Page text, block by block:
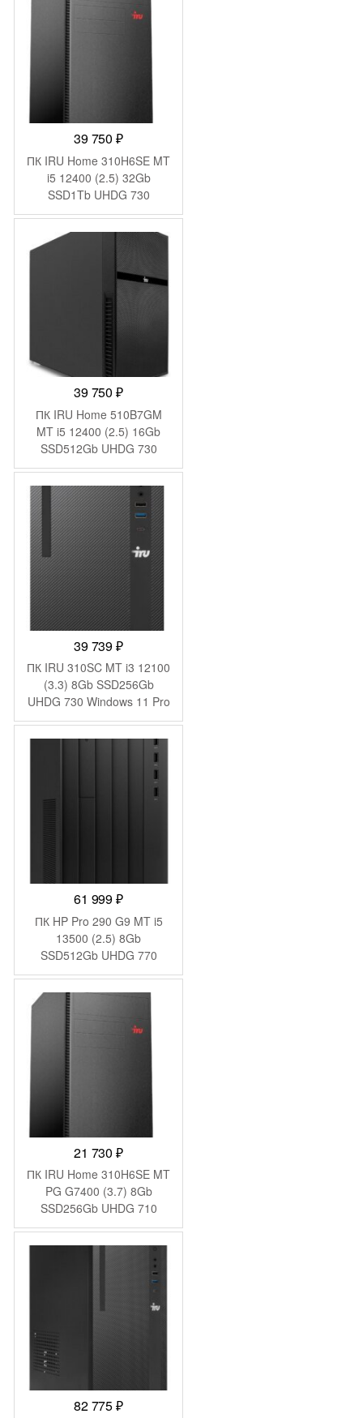
39 750₽
ПК IRU Home 310H6SE MT
i5 12400 (2.5) 32Gb
SSD1Tb UHDG 730
FreeDOS GbitEth 400W
черный (2081073)
39 750₽
ПК IRU Home 510B7GM
MT i5 12400 (2.5) 16Gb
SSD512Gb UHDG 730
FreeDOS GbitEth 650W
черный (2032497)
39 739₽
ПК IRU 310SC MT i3 12100
(3.3) 8Gb SSD256Gb
UHDG 730 Windows 11 Pro
GbitEth 200W черный
(1969049)
61 999₽
ПК HP Pro 290 G9 MT i5
13500 (2.5) 8Gb
SSD512Gb UHDG 770
FreeDOS GbitEth WiFi BT
180W kb мышь клавиатура
черный (624A6ET)
21 730₽
ПК IRU Home 310H6SE MT
PG G7400 (3.7) 8Gb
SSD256Gb UHDG 710
FreeDOS GbitEth 400W
черный (2079980)
82 775₽